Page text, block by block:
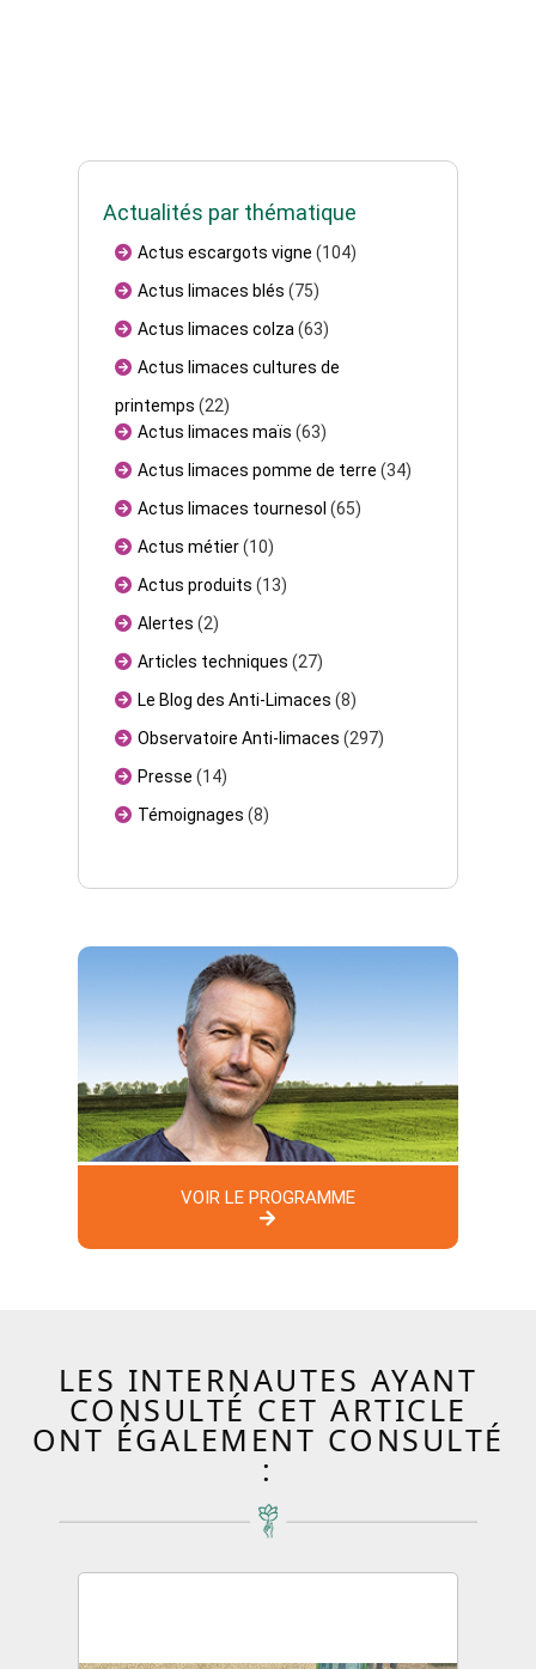
Actualités par thématique
Actus escargots vigne (104)
Actus limaces blés (75)
Actus limaces colza (63)
Actus limaces cultures de
printemps (22)
Actus limaces maïs (63)
Actus limaces pomme de terre (34)
Actus limaces tournesol (65)
Actus métier(10)
Actus produits (13)
Alertes (2)
Articles techniques (27)
Le Blog des Anti-Limaces (8)
Observatoire Anti-limaces (297)
Presse (14)
Témoignages (8)
VOIR LE PROGRAMME
LES INTERNAUTES AYANT
CONSULTÉ CET ARTICLE
ONT ÉGALEMENT CONSULTÉ
: